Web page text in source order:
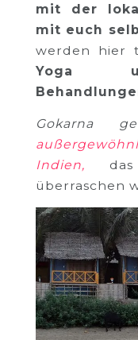
mit der
mit euch
werden
Yoga
Gokarna
Indien,
überraschen